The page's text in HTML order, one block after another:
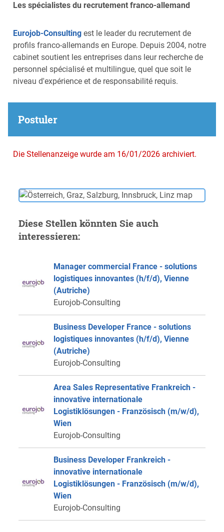
Les spécialistes du recrutement franco-allemand
Eurojob-Consulting est le leader du recrutement de
profils franco-allemands en Europe. Depuis 2004, notre
cabinet soutient les entreprises dans leur recherche de
personnel spécialisé et multilingue, quel que soit le
niveau d'expérience et de responsabilité requis.
Postuler
Die Stellenanzeige wurde am 16/01/2026 archiviert.
Diese Stellen könnten Sie auch
interessieren:
Manager commercial France - solutions
logistiques innovantes (h/f/d), Vienne
(Autriche)
Eurojob-Consulting
Business Developer France - solutions
logistiques innovantes (h/f/d), Vienne
(Autriche)
Eurojob-Consulting
Area Sales Representative Frankreich -
innovative internationale
Logistiklösungen - Französisch (m/w/d),
Wien
Eurojob-Consulting
Business Developer Frankreich -
innovative internationale
Logistiklösungen - Französisch (m/w/d),
Wien
Eurojob-Consulting